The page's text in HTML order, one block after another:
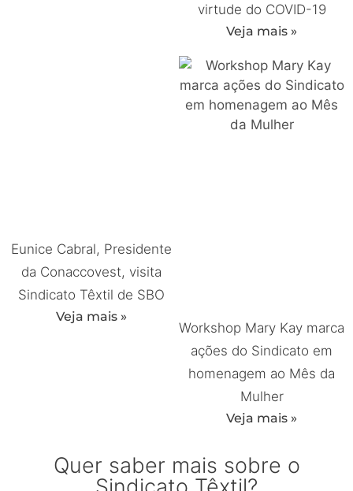
virtude do COVID-19
Veja mais »
Eunice Cabral, Presidente
da Conaccovest, visita
Sindicato Têxtil de SBO
Veja mais »
Workshop Mary Kay marca
ações do Sindicato em
homenagem ao Mês da
Mulher
Veja mais »
Quer saber mais sobre o